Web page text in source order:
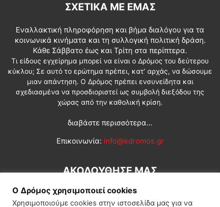
ΣΧΕΤΙΚΆ ΜΕ ΕΜΆΣ
Εναλλακτική πληροφόρηση και βήμα διαλόγου για τα
κοινωνικά κινήματα και τη συλλογική πολιτική δράση.
Κάθε Σάββατο έως και Τρίτη στα περίπτερα.
Τι είδους εγχείρημα μπορεί να είναι ο Δρόμος του δεύτερου
κύκλου; Σε αυτό το ερώτημα πρέπει, κατ’ αρχάς, να δώσουμε
μιαν απάντηση. Ο Δρόμος πρέπει ενσυνείδητα και
σχεδιασμένα να προσδιοριστεί ως συμβολή διεξόδου της
χώρας από την καθολική κρίση.
διαβάστε περισσότερα...
Επικοινωνία: info@edromos.gr
ΑΚΟΛΟΥΘΗΣΕ ΜΑΣ
Ο Δρόμος χρησιμοποιεί cookies
Χρησιμοποιούμε cookies στην ιστοσελίδα μας για να